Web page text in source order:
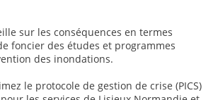
sur les conséquences en termes
foncier des études et programmes
des inondations.
le protocole de gestion de crise (PICS)